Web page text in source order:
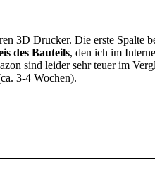
3D Drucker. Die erste
des Bauteils, den ich im
sind leider sehr teuer im
3-4 Wochen).